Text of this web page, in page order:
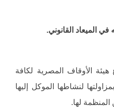
الميعاد القانوني.
الأوقاف المصرية لكافة
لنشاطها الموكل إليها
المنظمة لها.